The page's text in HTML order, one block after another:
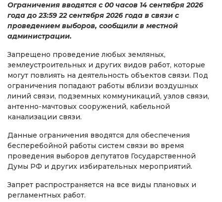
Ограничения вводятся с 00 часов 14 сентября 2026
года до 23:59 22 сентября 2026 года в связи с
проведением выборов, сообщили в местной
администрации.
Запрещено проведение любых земляных,
землеустроительных и других видов работ, которые
могут повлиять на деятельность объектов связи. Под
ограничения попадают работы вблизи воздушных
линий связи, подземных коммуникаций, узлов связи,
антенно-мачтовых сооружений, кабельной
канализации связи.
Данные ограничения вводятся для обеспечения
бесперебойной работы систем связи во время
проведения выборов депутатов Государственной
Думы РФ и других избирательных мероприятий.
Запрет распространяется на все виды плановых и
регламентных работ.